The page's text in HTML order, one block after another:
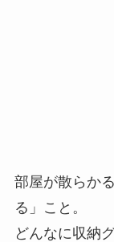
部屋が散らか
る」こと。
どんなに収納